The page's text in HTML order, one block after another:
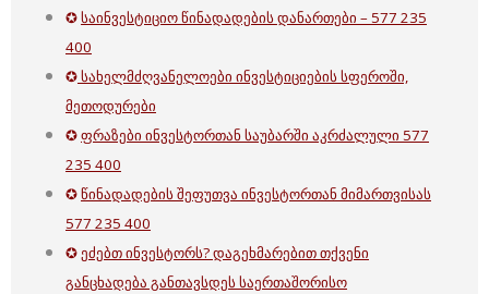
✪საინვესტიციო წინადადების დანართები – 577 235
400
✪სახელმძღვანელოები ინვესტიციების სფეროში,
მეთოდურები
✪ფრაზები ინვესტორთან საუბარში აკრძალული 577
235 400
✪წინადადების შეფუთვა ინვესტორთან მიმართვისას
577 235 400
✪ეძებთ ინვესტორს? დაგეხმარებით თქვენი
განცხადება განთავსდეს საერთაშორისო